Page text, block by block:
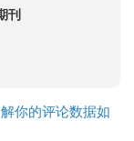
刊
你的评论数据如